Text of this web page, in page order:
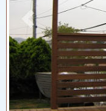
Previous